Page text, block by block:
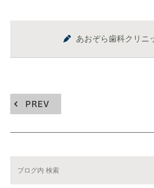
あおぞら歯科クリニ
PREV